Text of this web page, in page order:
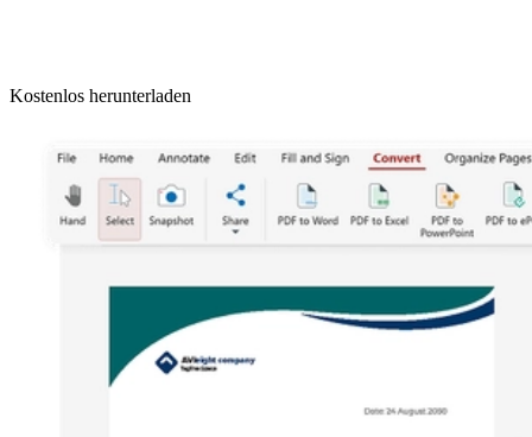
Kostenlos herunterladen